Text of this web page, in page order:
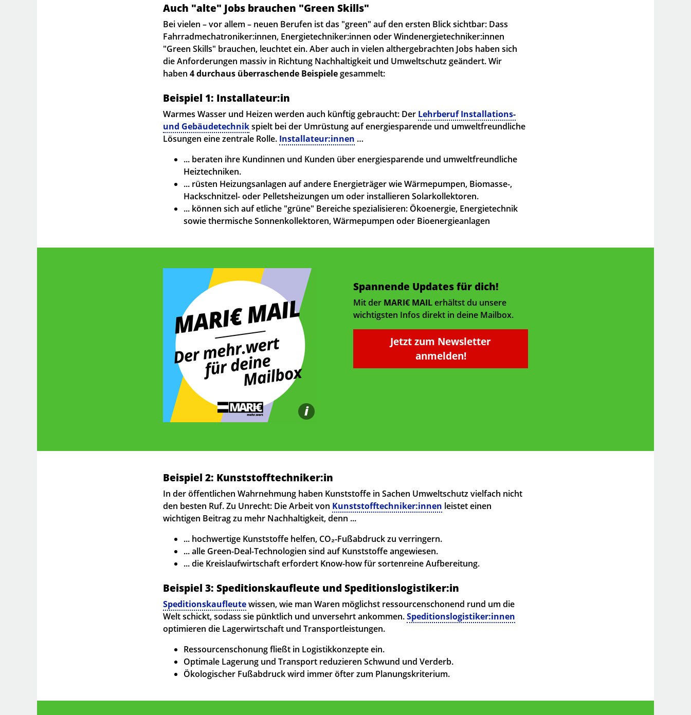
Auch "alte" Jobs brauchen "Green Skills"
Bei vielen – vor allem – neuen Berufen ist das "green" auf den ersten Blick sichtbar: Dass
Fahrradmechatroniker:innen, Energietechniker:innen oder Windenergietechniker:innen
"Green Skills" brauchen, leuchtet ein. Aber auch in vielen althergebrachten Jobs haben sich
die Anforderungen massiv in Richtung Nachhaltigkeit und Umweltschutz geändert. Wir
haben 4 durchaus überraschende Beispielegesammelt:
Beispiel 1: Installateur:in
Warmes Wasser und Heizen werden auch künftig gebraucht: Der Lehrberuf Installations-
und Gebäudetechnikspielt bei der Umrüstung auf energiesparende und umweltfreundliche
Lösungen eine zentrale Rolle. Installateur:innen …
... beraten ihre Kundinnen und Kunden über energiesparende und umweltfreundliche
Heiztechniken.
... rüsten Heizungsanlagen auf andere Energieträger wie Wärmepumpen, Biomasse-,
Hackschnitzel- oder Pelletsheizungen um oder installieren Solarkollektoren.
... können sich auf etliche "grüne" Bereiche spezialisieren: Ökoenergie, Energietechnik
sowie thermische Sonnenkollektoren, Wärmepumpen oder Bioenergieanlagen
i
Spannende Updates für dich!
Mit der MARI€ MAILerhältst du unsere
wichtigsten Infos direkt in deine Mailbox.
Jetzt zum Newsletter
anmelden!
Beispiel 2: Kunststofftechniker:in
In der öffentlichen Wahrnehmung haben Kunststoffe in Sachen Umweltschutz vielfach nicht
den besten Ruf. Zu Unrecht: Die Arbeit von Kunststofftechniker:innen leistet einen
wichtigen Beitrag zu mehr Nachhaltigkeit, denn ...
... hochwertige Kunststoffe helfen, CO₂-Fußabdruck zu verringern.
... alle Green-Deal-Technologien sind auf Kunststoffe angewiesen.
... die Kreislaufwirtschaft erfordert Know-how für sortenreine Aufbereitung.
Beispiel 3: Speditionskaufleute und Speditionslogistiker:in
Speditionskaufleutewissen, wie man Waren möglichst ressourcenschonend rund um die
Welt schickt, sodass sie pünktlich und unversehrt ankommen.Speditionslogistiker:innen
optimieren die Lagerwirtschaft und Transportleistungen.
Ressourcenschonung fließt in Logistikkonzepte ein.
Optimale Lagerung und Transport reduzieren Schwund und Verderb.
Ökologischer Fußabdruck wird immer öfter zum Planungskriterium.